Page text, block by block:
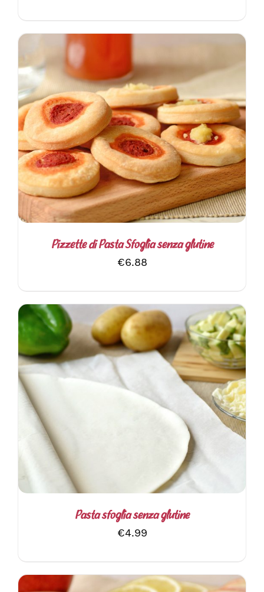
AGGIUNGI AL CARRELLO / DETTAGLI
Pizzette di Pasta Sfoglia senza glutine
€6.88
AGGIUNGI AL CARRELLO / DETTAGLI
Pasta sfoglia senza glutine
€4.99